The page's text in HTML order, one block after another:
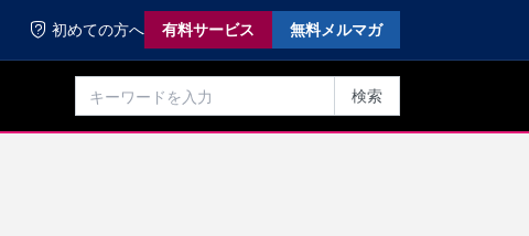
初めての方へ 有料サービス 無料メルマガ
検索